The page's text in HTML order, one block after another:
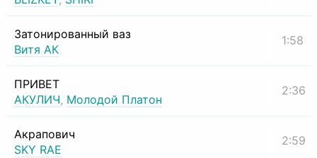
Затонированный ваз
Витя АК
1:58
ПРИВЕТ
АКУЛИЧ, Молодой Платон
2:36
Акрапович
SKY RAE
2:59